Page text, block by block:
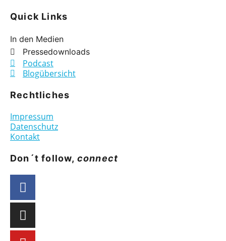
Quick Links
In den Medien
Pressedownloads
Podcast
Blogübersicht
Rechtliches
Impressum
Datenschutz
Kontakt
Don´t follow, connect